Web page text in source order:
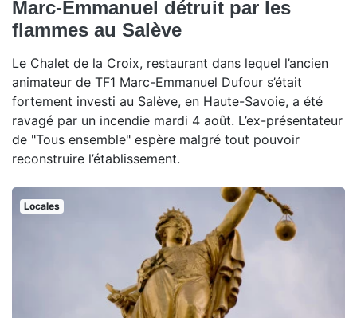
Marc-Emmanuel détruit par les
flammes au Salève
Le Chalet de la Croix, restaurant dans lequel l’ancien
animateur de TF1 Marc-Emmanuel Dufour s’était
fortement investi au Salève, en Haute-Savoie, a été
ravagé par un incendie mardi 4 août. L’ex-présentateur
de "Tous ensemble" espère malgré tout pouvoir
reconstruire l’établissement.
Locales